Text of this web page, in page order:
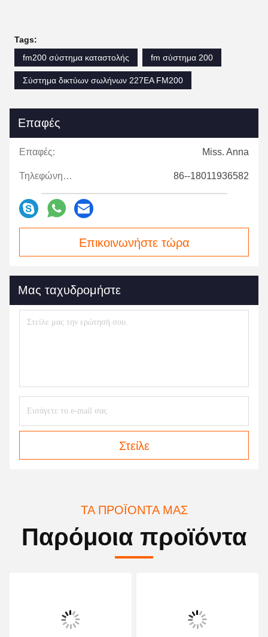
Tags:
fm200 σύστημα καταστολής
fm σύστημα 200
Σύστημα δικτύων σωλήνων 227EA FM200
Επαφές
Επαφές: Miss. Anna
Τηλεφώνημα: 86--18011936582
Επικοινωνήστε τώρα
Μας ταχυδρομήστε
Στείλε
ΤΑ ΠΡΟΪΌΝΤΑ ΜΑΣ
Παρόμοια προϊόντα